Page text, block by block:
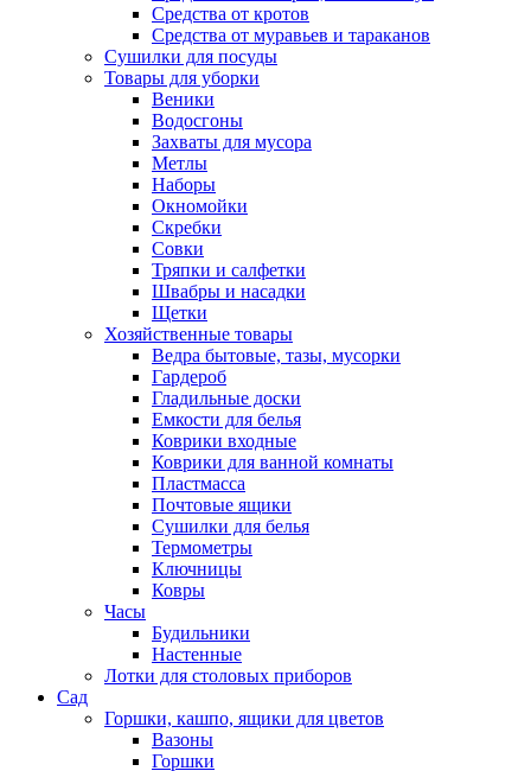
Средства от кротов
Средства от муравьев и тараканов
Сушилки для посуды
Товары для уборки
Веники
Водосгоны
Захваты для мусора
Метлы
Наборы
Окномойки
Скребки
Совки
Тряпки и салфетки
Швабры и насадки
Щетки
Хозяйственные товары
Ведра бытовые, тазы, мусорки
Гардероб
Гладильные доски
Емкости для белья
Коврики входные
Коврики для ванной комнаты
Пластмасса
Почтовые ящики
Сушилки для белья
Термометры
Ключницы
Ковры
Часы
Будильники
Настенные
Лотки для столовых приборов
Сад
Горшки, кашпо, ящики для цветов
Вазоны
Горшки